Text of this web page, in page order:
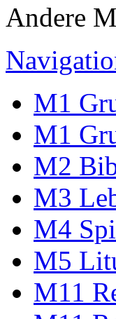
Andere
M1
M1
M2
M3
M4
M5
M11